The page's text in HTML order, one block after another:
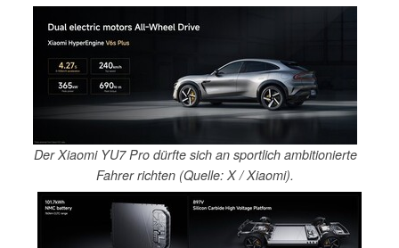
Der Xiaomi YU7 Pro dürfte sich an sportlich ambitionierte
Fahrer richten (Quelle: X / Xiaomi).